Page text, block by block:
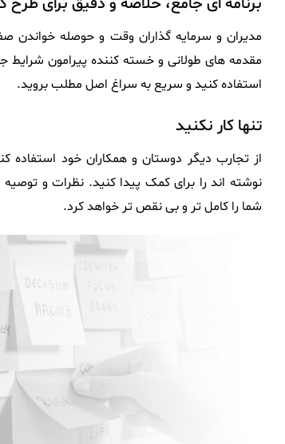
مدیران و سرمایه گذاران وقت و حوصله خواندن
مقدمه های طولانی و خسته کننده پیرامون شرایط
استفاده کنید و سریع به سراغ اصل مطلب بروید.
تنها کار نکنید
از تجارب دیگر دوستان و همکاران خود استفاده
نوشته اند را برای کمک پیدا کنید. نظرات و
شما را کامل تر و بی نقص تر خواهد کرد.